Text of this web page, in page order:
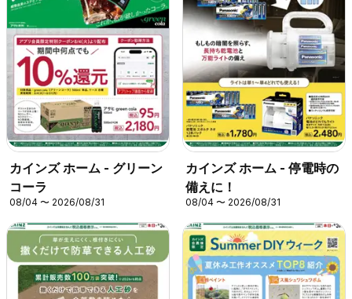
カインズ ホーム - グリーン
コーラ
08/04 〜 2026/08/31
カインズ ホーム - 停電時の
備えに！
08/04 〜 2026/08/31